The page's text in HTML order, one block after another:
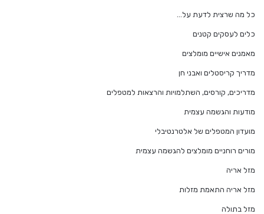
כל מה שרצית לדעת על…
כלים לעסקים קטנים
מאמנים אישיים מומלצים
מדריך קריסטלים ואבני חן
מדריכים, קורסים, השתלמויות והרצאות למטפלים
מודעות והגשמה עצמית
מועדון המטפלים של אלטרנטיבלי
מורים רוחניים מומלצים להגשמה עצמית
מזל אריה
מזל אריה התאמת מזלות
מזל בתולה